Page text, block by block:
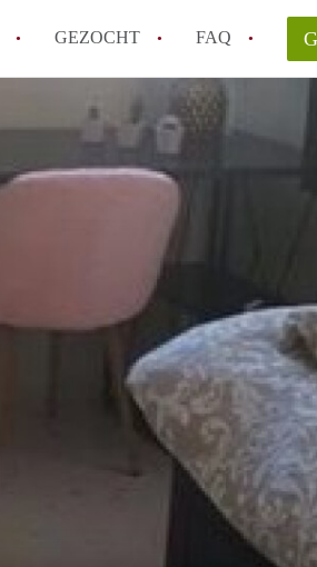
GEZOCHT FAQ
How to translate KamerHaarlem!
Wat is KamerHaarlem?
Wat is de privacyverklaring van KamerHaarlem?
Berekent KamerHaarlem makelaarsvergoeding/
Is KamerHaarlem verantwoordelijk voor de
Alle veelgestelde vragen